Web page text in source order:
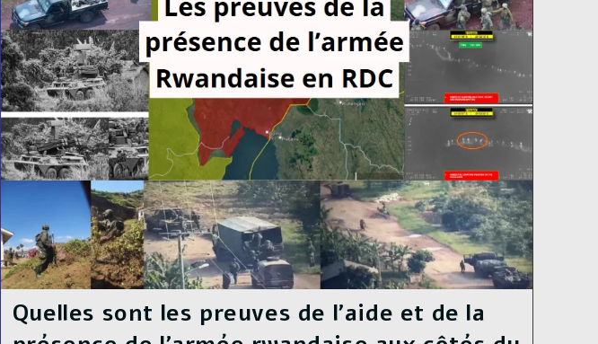
Quelles sont les preuves de l’aide et de la